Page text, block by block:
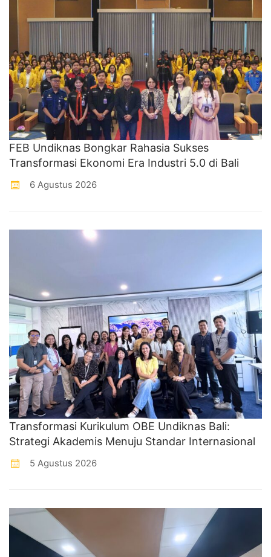
FEB Undiknas Bongkar Rahasia Sukses
Transformasi Ekonomi Era Industri 5.0 di Bali
6 Agustus 2026
Transformasi Kurikulum OBE Undiknas Bali:
Strategi Akademis Menuju Standar Internasional
5 Agustus 2026